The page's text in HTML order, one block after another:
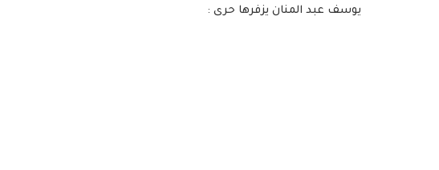
يوسف عبد المنان يزفرها حرى :